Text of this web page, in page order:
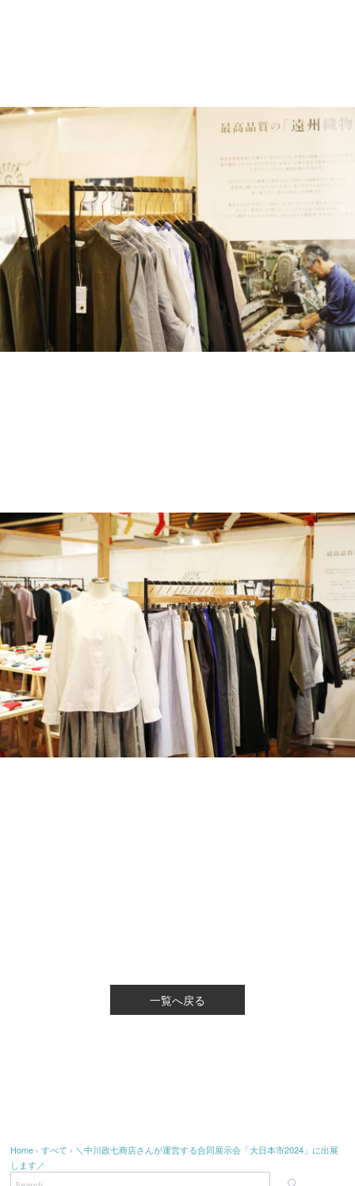
一覧へ戻る
Home ›すべて › ＼中川政七商店さんが運営する合同展示会「大日本市2024」に出展
します／